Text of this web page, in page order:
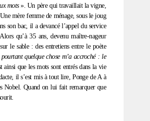
mots». Un père qui travaillait la vigne,
mère femme de ménage, sous le joug
son bac, il a devancé l’appel du service
qu’à 35 ans, devenu maître-nageur
le sable : des entretiens entre le poète
quelque chose m’a accroché : le
ainsi que les mots sont entrés dans la vie
il s’est mis à tout lire, Ponge de A à
Nobel. Quand on lui fait remarquer que